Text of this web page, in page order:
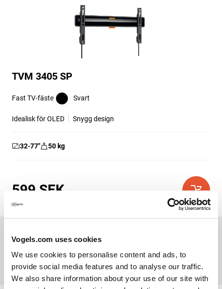
Vogels.com uses cookies
We use cookies to personalise content and ads, to
provide social media features and to analyse our traffic.
We also share information about your use of our site with
TVM 3405 SP
Fast TV-fäste Svart
Idealisk för OLED Snygg design
32-77″ 50 kg
599 SEK